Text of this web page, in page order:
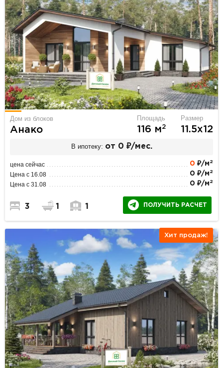
Дом из блоков
Анако
Площадь
116 м2
Размер
11.5х12
В ипотеку: от 0 ₽/мес.
цена сейчас 0 ₽/м 2
Цена с 16.08 0 ₽/м 2
Цена с 31.08 0 ₽/м 2
3 1 1 ПОЛУЧИТЬ РАСЧЕТ
Хит продаж!